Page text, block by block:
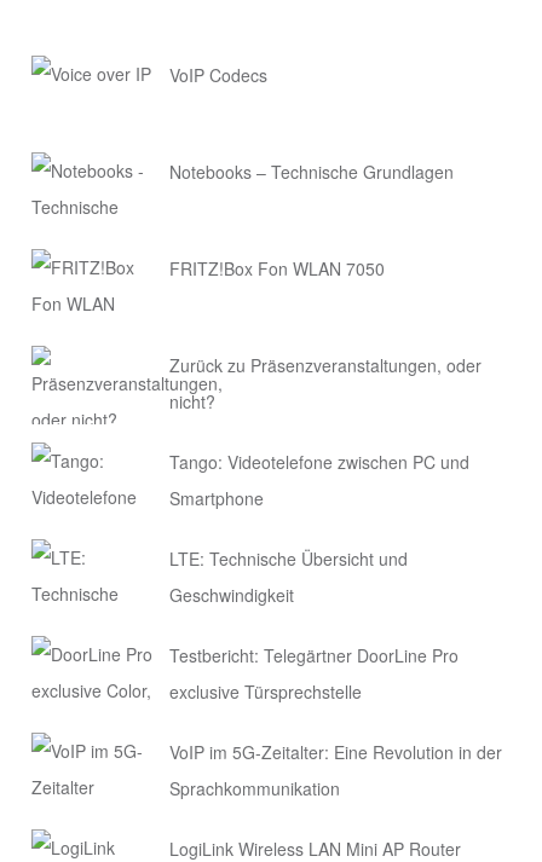
VoIP Codecs
Notebooks – Technische Grundlagen
FRITZ!Box Fon WLAN 7050
Zurück zu Präsenzveranstaltungen, oder
nicht?
Tango: Videotelefone zwischen PC und
Smartphone
LTE: Technische Übersicht und
Geschwindigkeit
Testbericht: Telegärtner DoorLine Pro
exclusive Türsprechstelle
VoIP im 5G-Zeitalter: Eine Revolution in der
Sprachkommunikation
LogiLink Wireless LAN Mini AP Router